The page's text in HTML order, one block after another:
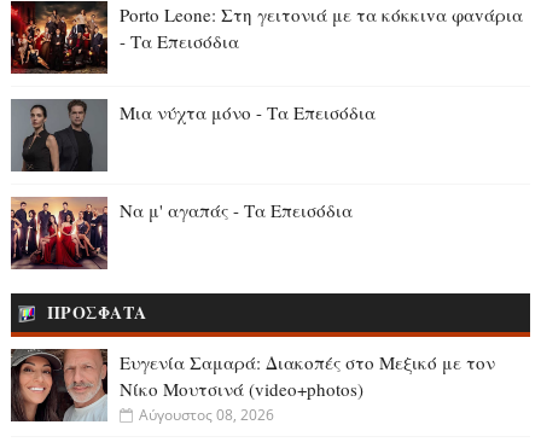
Porto Leone: Στη γειτονιά με τα κόκκιvα φαvάρια
- Τα Επεισόδια
Μια νύχτα μόνο - Τα Επεισόδια
Να μ' αγαπάς - Τα Επεισόδια
ΠΡΟΣΦΑΤΑ
Ευγενία Σαμαρά: Διακοπές στο Μεξικό με τον
Νίκο Μουτσινά (video+photos)
Αύγουστος 08, 2026